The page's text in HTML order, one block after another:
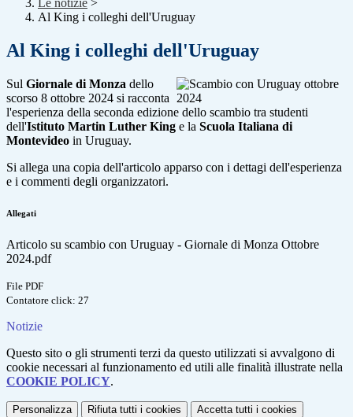
Le notizie >
Al King i colleghi dell'Uruguay
Al King i colleghi dell'Uruguay
Sul Giornale di Monza dello
scorso 8 ottobre 2024 si racconta
l'esperienza della seconda edizione dello scambio tra studenti
dell'Istituto Martin Luther King e la Scuola Italiana di
Montevideo in Uruguay.
Si allega una copia dell'articolo apparso con i dettagi dell'esperienza
e i commenti degli organizzatori.
Allegati
Articolo su scambio con Uruguay - Giornale di Monza Ottobre
2024.pdf
File PDF
Contatore click: 27
Notizie
Questo sito o gli strumenti terzi da questo utilizzati si avvalgono di
cookie necessari al funzionamento ed utili alle finalità illustrate nella
COOKIE POLICY.
Personalizza Rifiuta tutti i cookies Accetta tutti i cookies